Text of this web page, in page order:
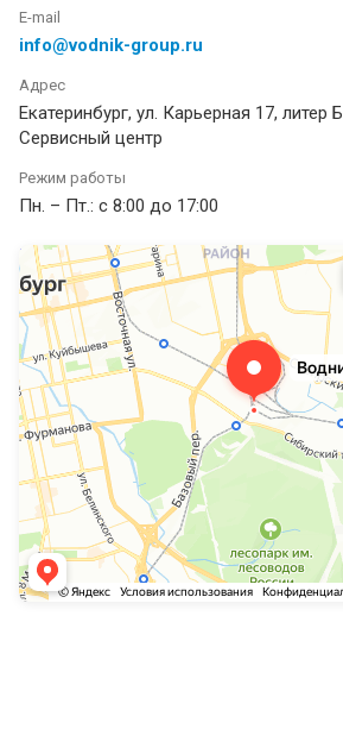
E-mail
info@vodnik-group.ru
Адрес
Екатеринбург, ул. Карьерная 17, литер Б
Сервисный центр
Режим работы
Пн. – Пт.: с 8:00 до 17:00